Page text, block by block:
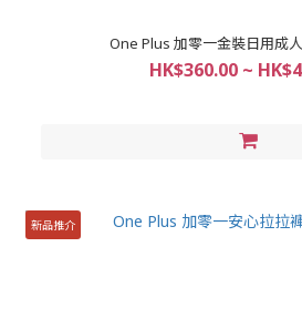
One Plus 加零一金裝日用成
HK$360.00 ~
新品推介